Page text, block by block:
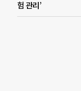
험 관리’